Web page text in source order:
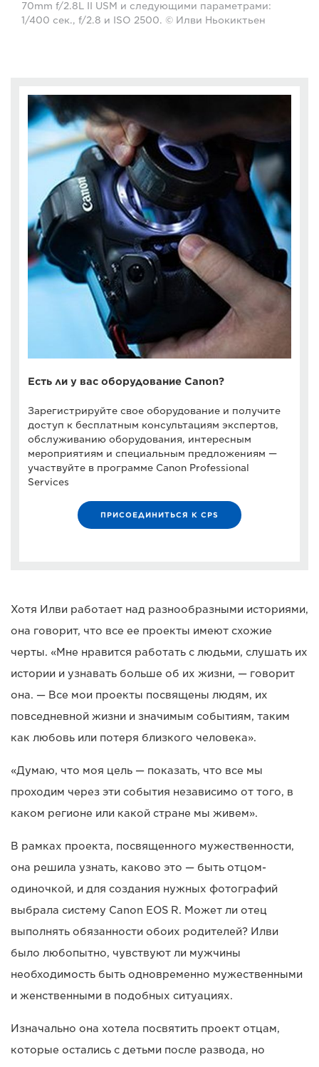
70mm f/2.8L II USM и следующими параметрами:
1/400 сек., f/2.8 и ISO 2500. © Илви Ньокиктьен
Есть ли у вас оборудование Canon?
Зарегистрируйте свое оборудование и получите
доступ к бесплатным консультациям экспертов,
обслуживанию оборудования, интересным
мероприятиям и специальным предложениям —
участвуйте в программе Canon Professional
Services
ПРИСОЕДИНИТЬСЯ К CPS
Хотя Илви работает над разнообразными историями,
она говорит, что все ее проекты имеют схожие
черты. «Мне нравится работать с людьми, слушать их
истории и узнавать больше об их жизни, — говорит
она. — Все мои проекты посвящены людям, их
повседневной жизни и значимым событиям, таким
как любовь или потеря близкого человека».
«Думаю, что моя цель — показать, что все мы
проходим через эти события независимо от того, в
каком регионе или какой стране мы живем».
В рамках проекта, посвященного мужественности,
она решила узнать, каково это — быть отцом-
одиночкой, и для создания нужных фотографий
выбрала систему Canon EOS R. Может ли отец
выполнять обязанности обоих родителей? Илви
было любопытно, чувствуют ли мужчины
необходимость быть одновременно мужественными
и женственными в подобных ситуациях.
Изначально она хотела посвятить проект отцам,
которые остались с детьми после развода, но